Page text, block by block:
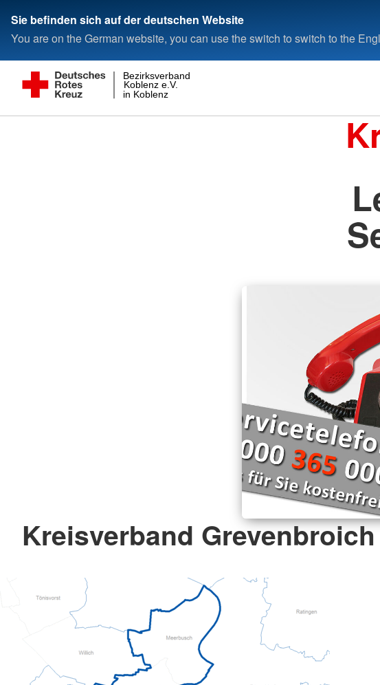
Sie befinden sich auf der deutschen Website
You are on the German website, you can use the switch to switch to the
in Koblenz
Koblenz e.V.
Bezirksverband
Kreisverband Grevenbroich